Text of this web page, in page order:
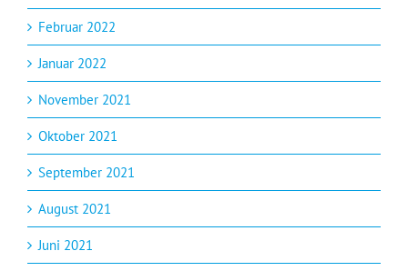
Februar 2022
Januar 2022
November 2021
Oktober 2021
September 2021
August 2021
Juni 2021